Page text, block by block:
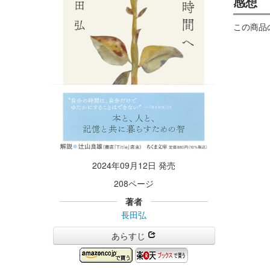
2024年09月12日 発売
208ページ
著者
長田弘
あらすじ
この商品